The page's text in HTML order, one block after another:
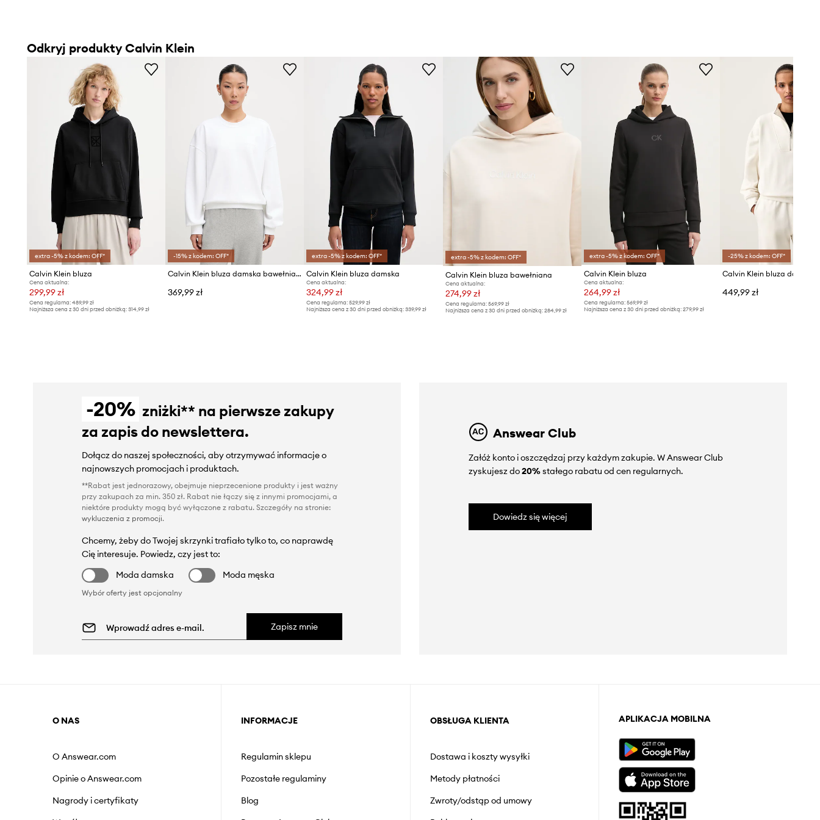
Odkryj produkty Calvin Klein
extra -5% z kodem: OFF*
Calvin Klein bluza
Cena aktualna:
299,99 zł
Cena regularna: 489,99 zł
Najniższa cena z 30 dni przed obniżką: 314,99 zł
-15% z kodem: OFF*
Calvin Klein bluza damska bawełniana
369,99 zł
extra -5% z kodem: OFF*
Calvin Klein bluza damska
Cena aktualna:
324,99 zł
Cena regularna: 529,99 zł
Najniższa cena z 30 dni przed obniżką: 339,99 zł
extra -5% z kodem: OFF*
Calvin Klein bluza bawełniana
Cena aktualna:
274,99 zł
Cena regularna: 569,99 zł
Najniższa cena z 30 dni przed obniżką: 284,99 zł
extra -5% z kodem: OFF*
Calvin Klein bluza
Cena aktualna:
264,99 zł
Cena regularna:569,99 zł
Najniższa cena z 30 dni przed obniżką:279,99 zł
-25% z kodem: OFF*
449,99 zł
-20% zniżki** na pierwsze zakupy
za zapis do newslettera.
Dołącz do naszej społeczności, aby otrzymywać informacje o
najnowszych promocjach i produktach.
**Rabat jest jednorazowy, obejmuje nieprzecenione produkty i jest ważny
przy zakupach za min. 350 zł. Rabat nie łączy się z innymi promocjami, a
niektóre produkty mogą być wyłączone z rabatu. Szczegóły na stronie:
wykluczenia z promocji.
Chcemy, żeby do Twojej skrzynki trafiało tylko to, co naprawdę
Cię interesuje. Powiedz, czy jest to:
Moda damska
Moda męska
Wybór oferty jest opcjonalny
Zapisz mnie
Answear Club
Załóż konto i oszczędzaj przy każdym zakupie. W Answear Club
zyskujesz do20%stałego rabatu od cen regularnych.
Dowiedz się więcej
O NAS
O Answear.com
Opinie o Answear.com
Nagrody i certyfikaty
INFORMACJE
Regulamin sklepu
Pozostałe regulaminy
Blog
OBSŁUGA KLIENTA
Dostawa i koszty wysyłki
Metody płatności
Zwroty/odstąp od umowy
APLIKACJA MOBILNA